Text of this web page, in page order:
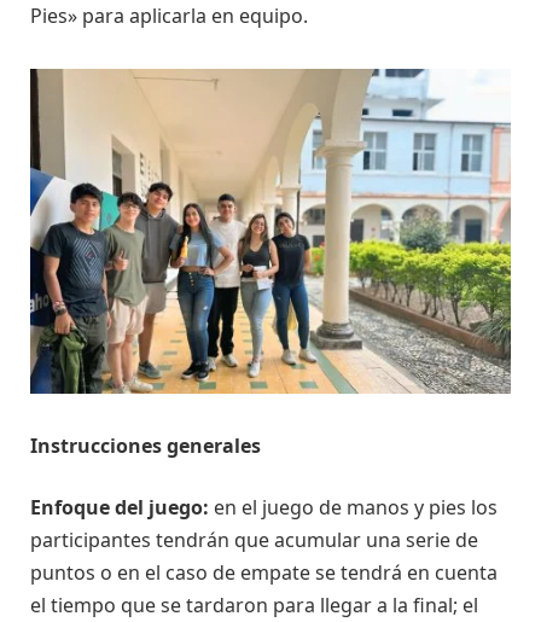
Pies» para aplicarla en equipo.
Instrucciones generales
Enfoque del juego: en el juego de manos y pies los
participantes tendrán que acumular una serie de
puntos o en el caso de empate se tendrá en cuenta
el tiempo que se tardaron para llegar a la final; el